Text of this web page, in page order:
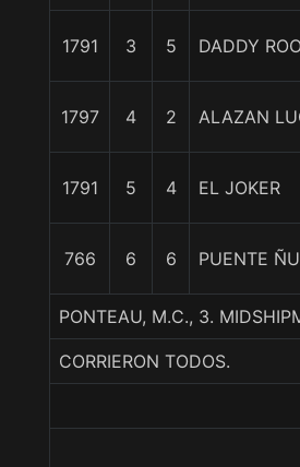
1791 3 5 DADDY
1797 4 2 ALAZAN
1791 5 4 EL JOKER
766 6 6 PUENTE
PONTEAU, M.C., 3.
CORRIERON TODOS.